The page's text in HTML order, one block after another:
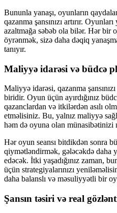
Bununla yanaşı, oyunların
qazanma şansınızı artırır.
azaltmağa səbəb ola bilər. Hər bir
öyrənmək, sizə daha dəqiq
tanıyır.
Maliyyə idarəsi və büdcə
Maliyyə idarəsi, qazanma
biridir. Oyun üçün ayırdığınız
qazanclardan və itkilərdən asılı
etməlisiniz. Bu, yalnız maliyyə
həm də oyuna olan münasibətinizi
Hər oyun seansı bitdikdən sonra
qiymətləndirmək, gələcəkdə daha
edəcək. İtki yaşadığınız zaman,
üçün strategiyalarınızı
daha balanslı və məsuliyyətli bir
Şansın təsiri və real